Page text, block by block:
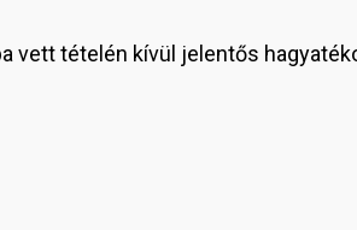
vett tételén kívül jelentős